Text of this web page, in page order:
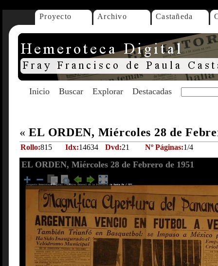
Proyecto Archivo Castañeda
Inicio Buscar Explorar Destacadas
« EL ORDEN, Miércoles 28 de
Rollo:815 Idx:14634 Dvd:21 Nº Páginas:1/4
EL ORDEN, Miércoles 28 de Febrero de 1951